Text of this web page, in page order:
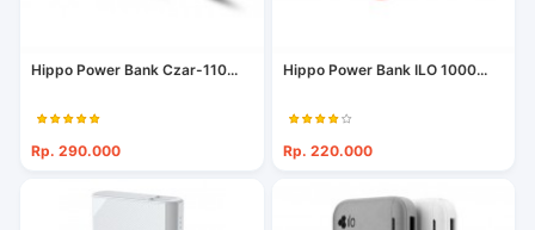
Hippo Power Bank Czar-110...
Rp. 290.000
Hippo Power Bank ILO 1000...
Rp. 220.000